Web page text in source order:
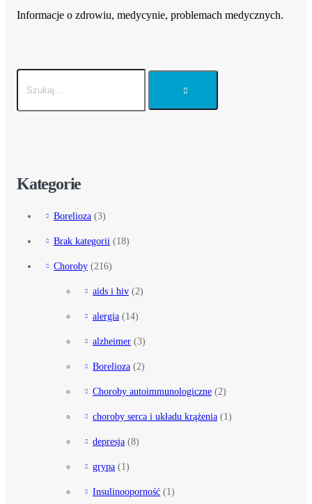
Informacje o zdrowiu, medycynie, problemach medycznych.
Kategorie
Borelioza (3)
Brak kategorii (18)
Choroby (216)
aids i hiv (2)
alergia (14)
alzheimer (3)
Borelioza (2)
Choroby autoimmunologiczne (2)
choroby serca i układu krążenia (1)
depresja (8)
grypa (1)
Insulinooporność (1)